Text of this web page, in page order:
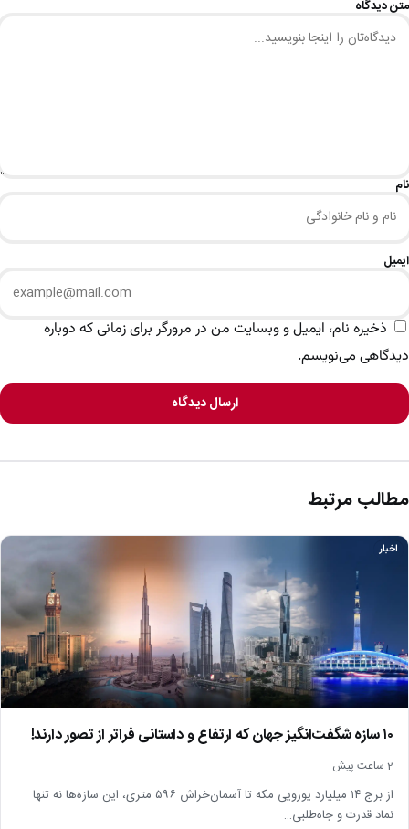
متن دیدگاه
نام
ایمیل
ذخیره نام، ایمیل و وبسایت من در مرورگر برای زمانی که دوباره
دیدگاهی می‌نویسم.
ارسال دیدگاه
مطالب مرتبط
اخبار
۱۰ سازه شگفت‌انگیز جهان که ارتفاع و داستانی فراتر از تصور دارند!
2 ساعت پیش
از برج ۱۴ میلیارد یورویی مکه تا آسمان‌خراش ۵۹۶ متری، این سازه‌ها نه تنها
نماد قدرت و جاه‌طلبی…